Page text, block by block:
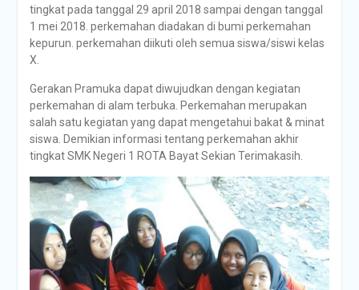
tingkat pada tanggal 29 april 2018 sampai dengan tanggal
1 mei 2018. perkemahan diadakan di bumi perkemahan
kepurun. perkemahan diikuti oleh semua siswa/siswi kelas
X.
Gerakan Pramuka dapat diwujudkan dengan kegiatan
perkemahan di alam terbuka. Perkemahan merupakan
salah satu kegiatan yang dapat mengetahui bakat & minat
siswa. Demikian informasi tentang perkemahan akhir
tingkat SMK Negeri 1 ROTA Bayat Sekian Terimakasih.